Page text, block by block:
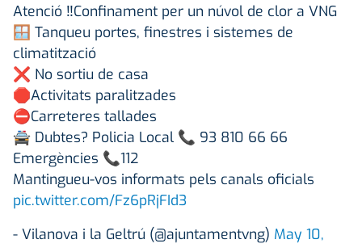
Atenció ‼️Confinament per un núvol de clor a VNG
🪟 Tanqueu portes, finestres i sistemes de
climatització
❌ No sortiu de casa
🛑Activitats paralitzades
⛔️Carreteres tallades
🚔 Dubtes? Policia Local 📞 93 810 66 66
Emergències 📞112
Mantingueu-vos informats pels canals oficials
pic.twitter.com/Fz6pRjFId3
- Vilanova i la Geltrú (@ajuntamentvng) May 10,